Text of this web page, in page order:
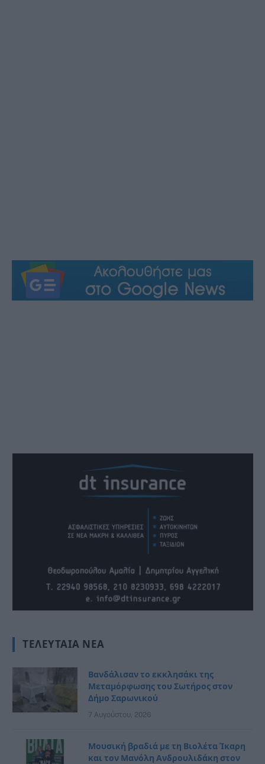
ΤΕΛΕΥΤΑΊΑ ΝΈΑ
Βανδάλισαν το εκκλησάκι της
Μεταμόρφωσης του Σωτήρος στον
Δήμο Σαρωνικού
7 Αυγούστου, 2026
Μουσική βραδιά με τη Βιολέτα Ίκαρη
και τον Μανόλη Ανδρουλιδάκη στον